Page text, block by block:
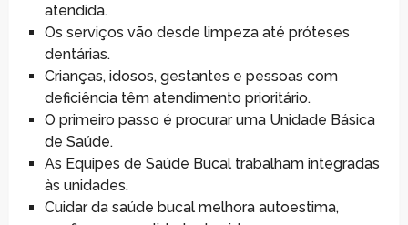
atendida.
Os serviços vão desde limpeza até próteses
dentárias.
Crianças, idosos, gestantes e pessoas com
deficiência têm atendimento prioritário.
O primeiro passo é procurar uma Unidade Básica
de Saúde.
As Equipes de Saúde Bucal trabalham integradas
às unidades.
Cuidar da saúde bucal melhora autoestima,